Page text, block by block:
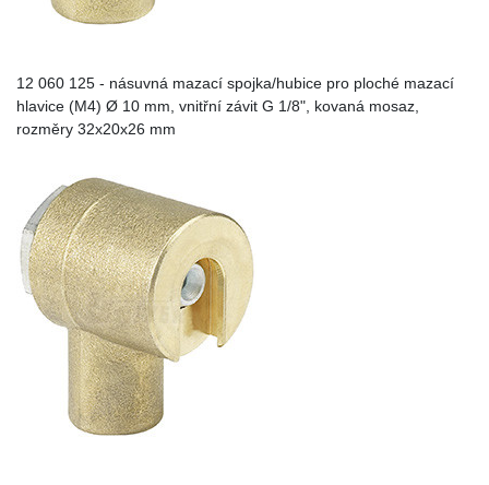
12 060 125 - násuvná mazací spojka/hubice pro ploché mazací
hlavice (M4) Ø 10 mm, vnitřní závit G 1/8", kovaná mosaz,
rozměry 32x20x26 mm